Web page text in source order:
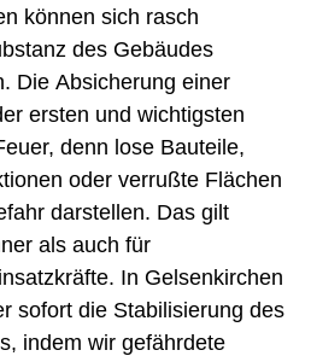
können sich rasch
des Gebäudes
Die Absicherung einer
ersten und wichtigsten
denn lose Bauteile,
oder verrußte Flächen
darstellen. Das gilt
als auch für
In Gelsenkirchen
sofort die Stabilisierung des
indem wir gefährdete